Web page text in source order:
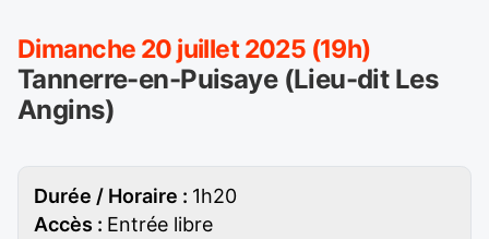
Dimanche 20 juillet 2025 (19h)
Tannerre-en-Puisaye (Lieu-dit Les
Angins)
Durée / Horaire : 1h20
Accès : Entrée libre